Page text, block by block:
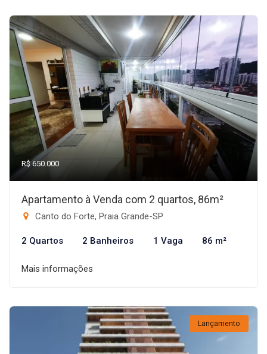
R$ 650.000
Apartamento à Venda com 2 quartos, 86m²
Canto do Forte, Praia Grande-SP
2 Quartos 2 Banheiros 1 Vaga 86 m²
Mais informações
Lançamento